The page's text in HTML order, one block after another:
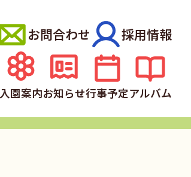
入園案内お知らせ行事予定アルバム
お問合わせ 採用情報